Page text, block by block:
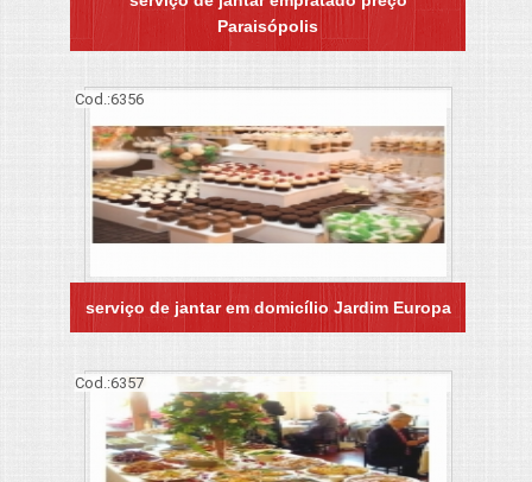
Paraisópolis
Cod.:6356
serviço de jantar em domicílio Jardim Europa
Cod.:6357